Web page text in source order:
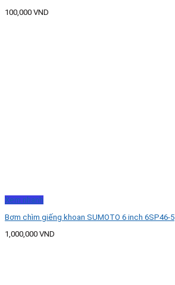
100,000 VND
Xem nhanh
Bơm chìm giếng khoan SUMOTO 6 inch 6SP46-5
1,000,000 VND